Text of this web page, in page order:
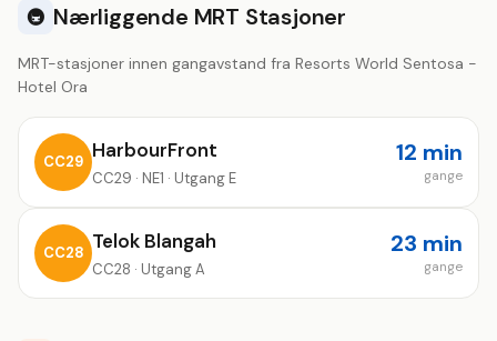
🚇 Nærliggende MRT Stasjoner
MRT-stasjoner innen gangavstand fra Resorts World Sentosa -
Hotel Ora
CC29 HarbourFront
CC29 · NE1 · Utgang E
12 min
gange
CC28 Telok Blangah
CC28 · Utgang A
23 min
gange